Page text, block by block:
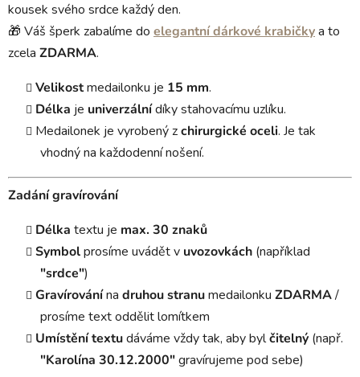
kousek svého srdce každý den.
🎁 Váš šperk zabalíme do elegantní dárkové krabičkya to
zcela ZDARMA.
Velikostmedailonku je 15 mm.
Délka je univerzálnídíky stahovacímu uzlíku.
Medailonek je vyrobený zchirurgické oceli. Je tak
vhodný na každodenní nošení.
Zadání gravírování
Délka textu je max. 30 znaků
Symbolprosíme uvádět v uvozovkách (například
"srdce")
Gravírovánína druhou stranumedailonku ZDARMA/
prosíme text oddělit lomítkem
Umístění textudáváme vždy tak, aby bylčitelný (např.
"Karolína 30.12.2000"gravírujeme pod sebe)